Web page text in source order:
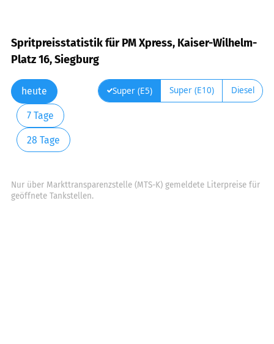
Spritpreisstatistik für PM Xpress, Kaiser-Wilhelm-
Platz 16, Siegburg
heute
7 Tage
28 Tage
Super (E5) Super (E10) Diesel
Nur über Markttransparenzstelle (MTS-K) gemeldete Literpreise für
geöffnete Tankstellen.